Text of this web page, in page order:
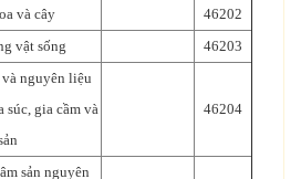
và cây
46202
vật sống 46203
nguyên liệu
súc, gia cầm và
46204
sản nguyên